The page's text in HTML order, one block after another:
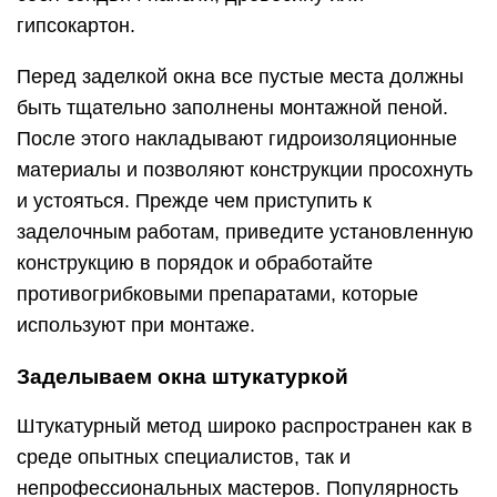
гипсокартон.
Перед заделкой окна все пустые места должны
быть тщательно заполнены монтажной пеной.
После этого накладывают гидроизоляционные
материалы и позволяют конструкции просохнуть
и устояться. Прежде чем приступить к
заделочным работам, приведите установленную
конструкцию в порядок и обработайте
противогрибковыми препаратами, которые
используют при монтаже.
Заделываем окна штукатуркой
Штукатурный метод широко распространен как в
среде опытных специалистов, так и
непрофессиональных мастеров. Популярность